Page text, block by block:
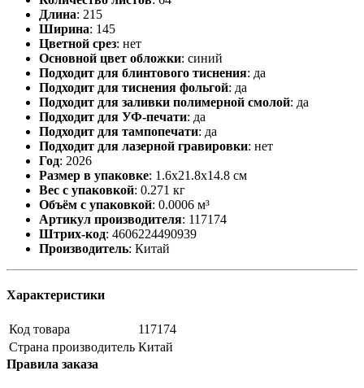
Длина: 215
Ширина: 145
Цветной срез: нет
Основной цвет обложки: синий
Подходит для блинтового тиснения: да
Подходит для тиснения фольгой: да
Подходит для заливки полимерной смолой: да
Подходит для УФ-печати: да
Подходит для тампопечати: да
Подходит для лазерной гравировки: нет
Год: 2026
Размер в упаковке: 1.6x21.8x14.8 см
Вес с упаковкой: 0.271 кг
Объём с упаковкой: 0.0006 м³
Артикул производителя: 117174
Штрих-код: 4606224490939
Производитель: Китай
Характеристики
Код товара
117174
Страна производитель Китай
Правила заказа